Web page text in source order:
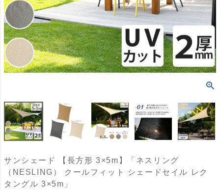
サンシェード 【長方形 3×5m】「ネスリング
（NESLING） クールフィット シェードセイル レク
タングル 3×5m」